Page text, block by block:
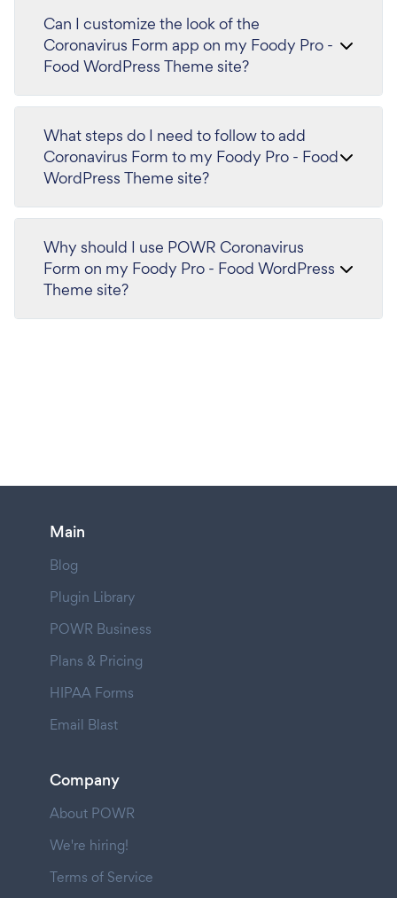
Can I customize the look of the
Coronavirus Form app on my Foody Pro -
Food WordPress Theme site?
What steps do I need to follow to add
Coronavirus Form to my Foody Pro - Food
WordPress Theme site?
Why should I use POWR Coronavirus
Form on my Foody Pro - Food WordPress
Theme site?
Main
Blog
Plugin Library
POWR Business
Plans & Pricing
HIPAA Forms
Email Blast
Company
About POWR
We're hiring!
Terms of Service